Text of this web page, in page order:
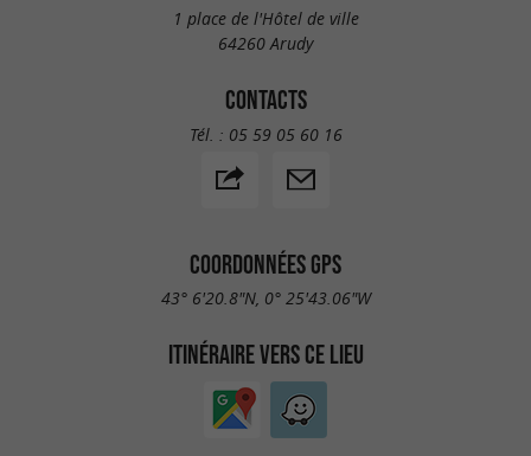
1 place de l'Hôtel de ville
64260 Arudy
CONTACTS
Tél. : 05 59 05 60 16
COORDONNÉES GPS
43° 6'20.8"N, 0° 25'43.06"W
ITINÉRAIRE VERS CE LIEU